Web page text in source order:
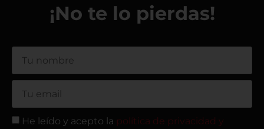
¡No te lo pierdas!
He leído y acepto la política de privacidad y